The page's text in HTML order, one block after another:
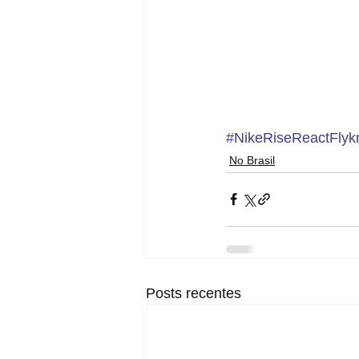
No Brasil
Posts recentes